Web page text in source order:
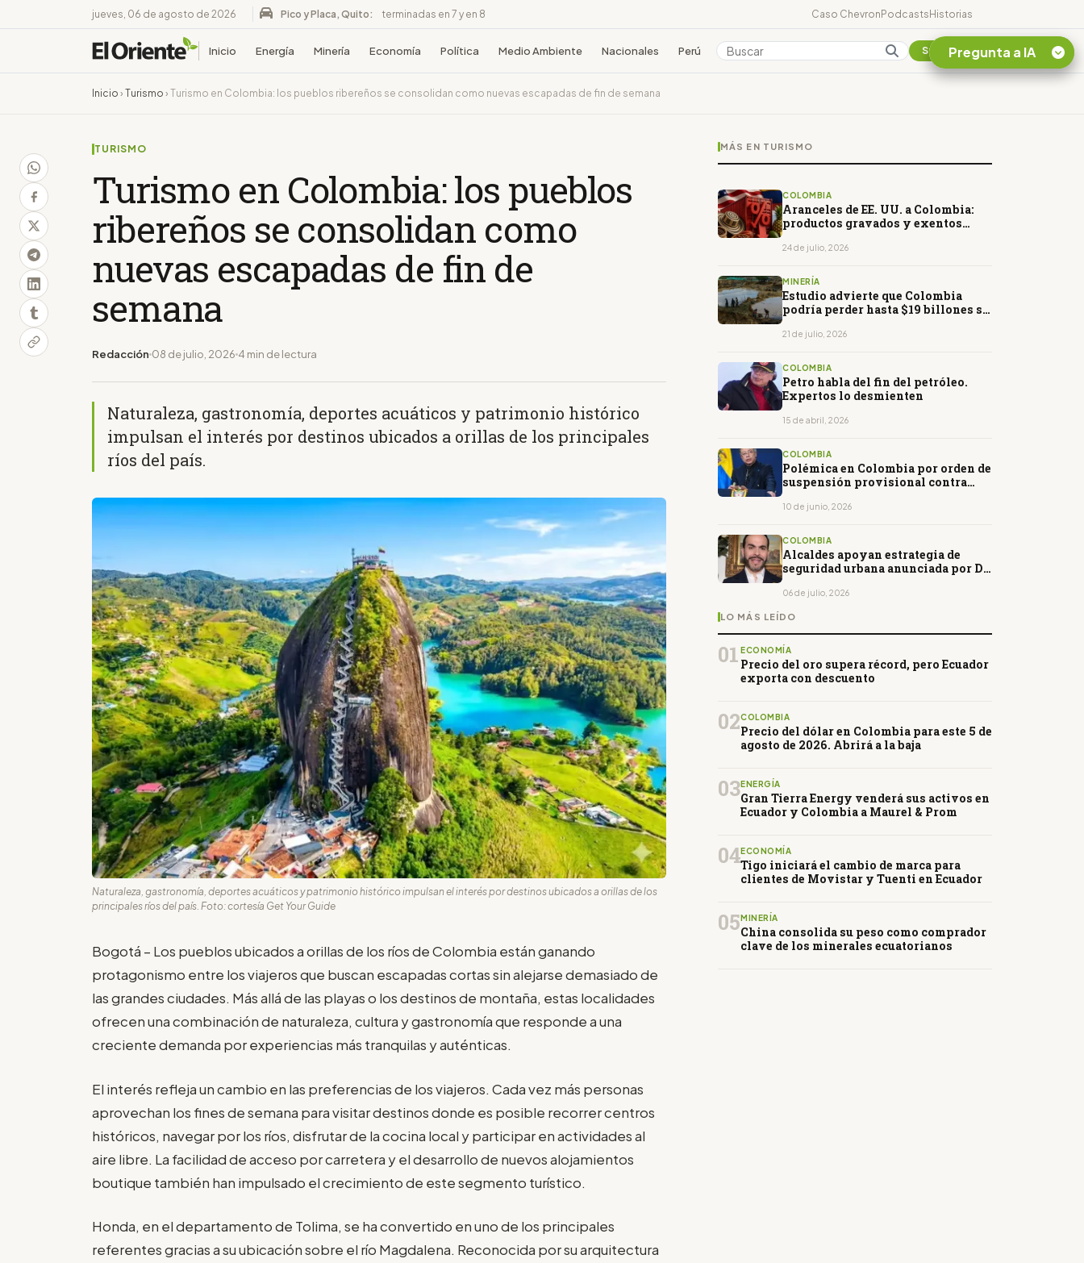
jueves, 06 de agosto de 2026 Pico y Placa, Quito: terminadas en 7 y en 8 Caso ChevronPodcastsHistorias
Inicio Energía Minería Economía Política Medio Ambiente Nacionales Perú Colombia Suscribirse
Inicio › Turismo › Turismo en Colombia: los pueblos ribereños se consolidan como nuevas escapadas de fin de semana
TURISMO
Turismo en Colombia: los pueblos
ribereños se consolidan como
nuevas escapadas de fin de
semana
Redacción 08 de julio, 2026 4 min de lectura
Naturaleza, gastronomía, deportes acuáticos y patrimonio histórico
impulsan el interés por destinos ubicados a orillas de los principales
ríos del país.
Naturaleza, gastronomía, deportes acuáticos y patrimonio histórico impulsan el interés por destinos ubicados a orillas de los
principales ríos del país. Foto: cortesía Get Your Guide
Bogotá – Los pueblos ubicados a orillas de los ríos de Colombia están ganando
protagonismo entre los viajeros que buscan escapadas cortas sin alejarse demasiado de
las grandes ciudades. Más allá de las playas o los destinos de montaña, estas localidades
ofrecen una combinación de naturaleza, cultura y gastronomía que responde a una
creciente demanda por experiencias más tranquilas y auténticas.
El interés refleja un cambio en las preferencias de los viajeros. Cada vez más personas
aprovechan los fines de semana para visitar destinos donde es posible recorrer centros
históricos, navegar por los ríos, disfrutar de la cocina local y participar en actividades al
aire libre. La facilidad de acceso por carretera y el desarrollo de nuevos alojamientos
boutique también han impulsado el crecimiento de este segmento turístico.
Honda, en el departamento de Tolima, se ha convertido en uno de los principales
referentes gracias a su ubicación sobre el río Magdalena. Reconocida por su arquitectura
MÁS EN TURISMO
COLOMBIA
Aranceles de EE. UU. a Colombia:
productos gravados y exentos
24 de julio, 2026
MINERÍA
Estudio advierte que Colombia
podría perder hasta $19 billones si
minería
21 de julio, 2026
COLOMBIA
Petro habla del fin del petróleo.
Expertos lo desmienten
15 de abril, 2026
COLOMBIA
Polémica en Colombia por orden de
suspensión provisional contra
10 de junio, 2026
COLOMBIA
Alcaldes apoyan estrategia de
seguridad urbana anunciada por De
06 de julio, 2026
LO MÁS LEÍDO
01 ECONOMÍA
Precio del oro supera récord, pero Ecuador
exporta con descuento
02COLOMBIA
Precio del dólar en Colombia para este 5 de
agosto de 2026. Abrirá a la baja
03ENERGÍA
Gran Tierra Energy venderá sus activos en
Ecuador y Colombia a Maurel & Prom
04ECONOMÍA
Tigo iniciará el cambio de marca para
clientes de Movistar y Tuenti en Ecuador
05 MINERÍA
China consolida su peso como comprador
clave de los minerales ecuatorianos
Pregunta a IA
¿En que consiste la